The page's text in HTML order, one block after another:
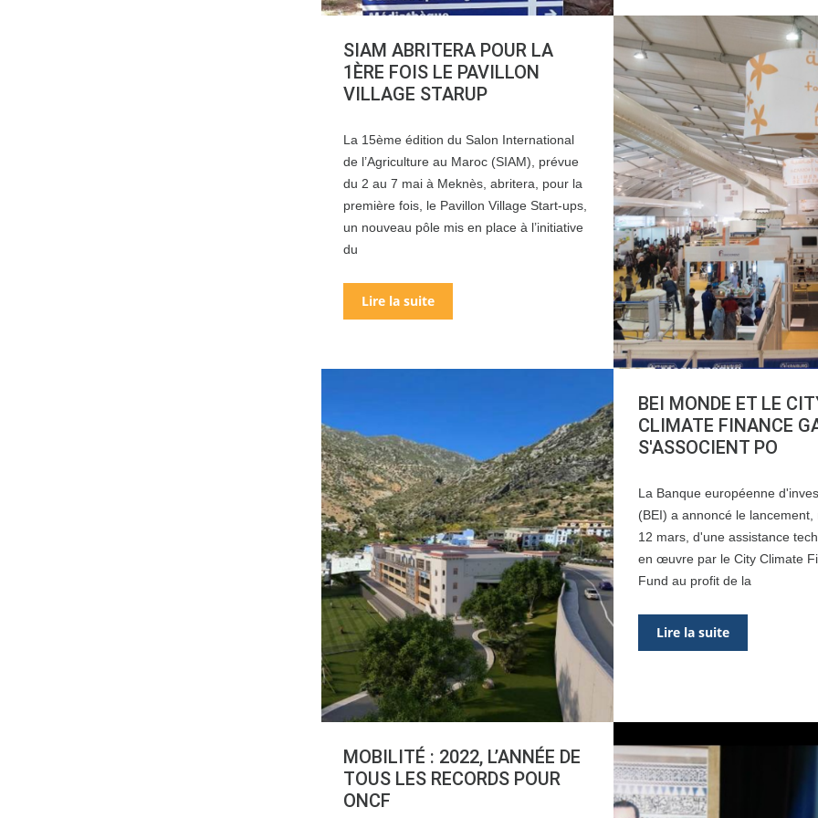
SIAM ABRITERA POUR LA
1ÈRE FOIS LE PAVILLON
VILLAGE STARUP
La 15ème édition du Salon International
de l’Agriculture au Maroc (SIAM), prévue
du 2 au 7 mai à Meknès, abritera, pour la
première fois, le Pavillon Village Start-ups,
un nouveau pôle mis en place à l’initiative
du
Lire la suite
BEI MONDE ET LE
CLIMATE FINANCE
S'ASSOCIENT PO
La Banque européenne
(BEI) a annoncé le lancement,
12 mars, d'une assistance
en œuvre par le City Climate
Fund au profit de la
Lire la suite
MOBILITÉ : 2022, L’ANNÉE DE
TOUS LES RECORDS POUR
ONCF